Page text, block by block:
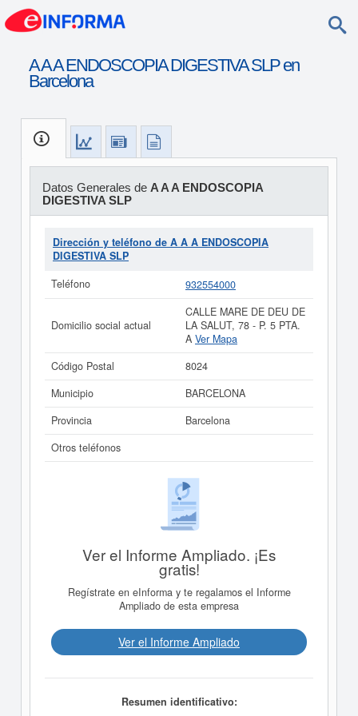
A A A ENDOSCOPIA DIGESTIVA SLP en
Barcelona
Datos Generales de A A A ENDOSCOPIA
DIGESTIVA SLP
Dirección y teléfono de A A A ENDOSCOPIA
DIGESTIVA SLP
Teléfono
932554000
Domicilio social actual
CALLE MARE DE DEU DE
LA SALUT, 78 - P. 5 PTA.
A Ver Mapa
Código Postal
8024
Municipio
BARCELONA
Provincia
Barcelona
Otros teléfonos
Ver el Informe Ampliado. ¡Es
gratis!
Regístrate en eInforma y te regalamos el Informe
Ampliado de esta empresa
Ver el Informe Ampliado
Resumen identificativo: